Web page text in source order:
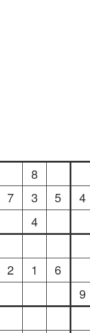
8
7 3 5
4
4
2 1 6
9